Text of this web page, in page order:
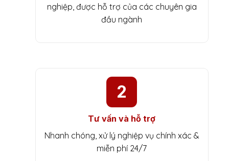
nghiệp, được hỗ trợ của các chuyên gia
đầu ngành
2
Tư vấn và hỗ trợ
Nhanh chóng, xử lý nghiệp vụ chính xác &
miễn phí 24/7